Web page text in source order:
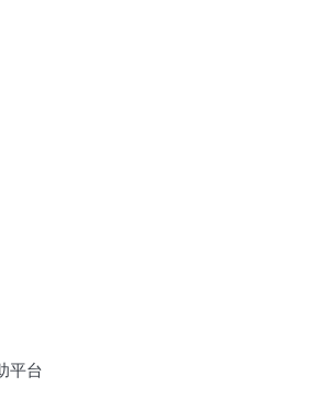
平台